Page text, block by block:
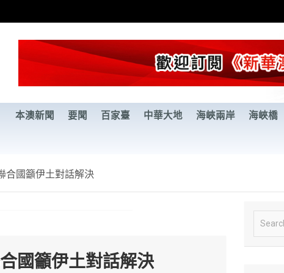
本澳新聞 要聞 百家臺 中華大地 海峽兩岸 海峽橋
合國籲伊土對話解決
國籲伊土對話解決
e